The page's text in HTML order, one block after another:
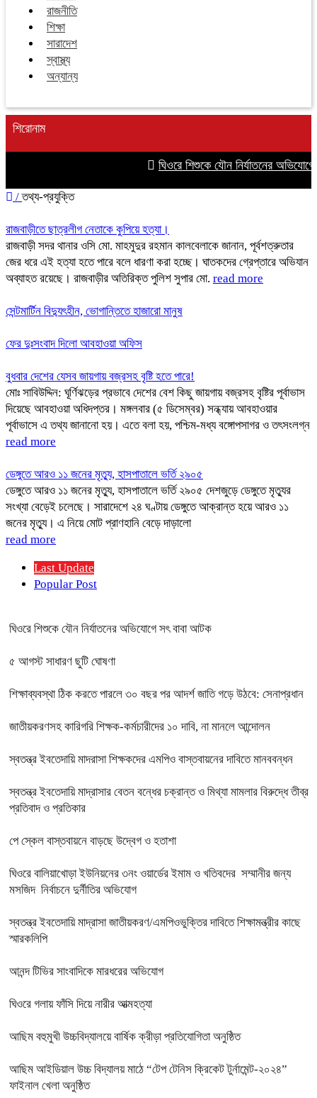
রাজনীতি
শিক্ষা
সারাদেশ
স্বাস্থ্য
অন্যান্য
শিরোনাম
ঘিওরে শিশুকে যৌন নির্যাতনের অভিযোগে
/তথ্য-প্রযুক্তি
রাজবাড়ীতে ছাত্রলীগ নেতাকে কুপিয়ে হত্যা।
রাজবাড়ী সদর থানার ওসি মো. মাহমুদুর রহমান কালবেলাকে জানান, পূর্বশত্রুতার
জের ধরে এই হত্যা হতে পারে বলে ধারণা করা হচ্ছে। ঘাতকদের গ্রেপ্তারে অভিযান
অব্যাহত রয়েছে। রাজবাড়ীর অতিরিক্ত পুলিশ সুপার মো. read more
সেন্টমার্টিন বিদ্যুৎহীন, ভোগান্তিতে হাজারো মানুষ
ফের দুঃসংবাদ দিলো আবহাওয়া অফিস
বুধবার দেশের যেসব জায়গায় বজ্রসহ বৃষ্টি হতে পারে!
মোঃ সাবিউদ্দিন: ঘূর্ণিঝড়ের প্রভাবে দেশের বেশ কিছু জায়গায় বজ্রসহ বৃষ্টির পূর্বাভাস
দিয়েছে আবহাওয়া অধিদপ্তর। মঙ্গলবার (৫ ডিসেম্বর) সন্ধ্যায় আবহাওয়ার
পূর্বাভাসে এ তথ্য জানানো হয়। এতে বলা হয়, পশ্চিম-মধ্য বঙ্গোপসাগর ও তৎসংলগ্ন
read more
ডেঙ্গুতে আরও ১১ জনের মৃত্যু, হাসপাতালে ভর্তি ২৯০৫
ডেঙ্গুতে আরও ১১ জনের মৃত্যু, হাসপাতালে ভর্তি ২৯০৫ দেশজুড়ে ডেঙ্গুতে মৃত্যুর
সংখ্যা বেড়েই চলেছে। সারাদেশে ২৪ ঘণ্টায় ডেঙ্গুতে আক্রান্ত হয়ে আরও ১১
জনের মৃত্যু। এ নিয়ে মোট প্রাণহানি বেড়ে দাড়ালো
read more
Last Update
Popular Post
ঘিওরে শিশুকে যৌন নির্যাতনের অভিযোগে সৎ বাবা আটক
৫ আগস্ট সাধারণ ছুটি ঘোষণা
শিক্ষাব্যবস্থা ঠিক করতে পারলে ৩০ বছর পর আদর্শ জাতি গড়ে উঠবে: সেনাপ্রধান
জাতীয়করণসহ কারিগরি শিক্ষক-কর্মচারীদের ১০ দাবি, না মানলে আন্দোলন
স্বতন্ত্র ইবতেদায়ি মাদরাসা শিক্ষকদের এমপিও বাস্তবায়নের দাবিতে মানববন্ধন
স্বতন্ত্র ইবতেদায়ি মাদ্রাসার বেতন বন্ধের চক্রান্ত ও মিথ্যা মামলার বিরুদ্ধে তীব্র
প্রতিবাদ ও প্রতিকার
পে স্কেল বাস্তবায়নে বাড়ছে উদ্বেগ ও হতাশা
ঘিওরে বালিয়াখোড়া ইউনিয়নের ৩নং ওয়ার্ডের ইমাম ও খতিবদের সম্মানীর জন্য
মসজিদ নির্বাচনে দুর্নীতির অভিযোগ
স্বতন্ত্র ইবতেদায়ি মাদ্রাসা জাতীয়করণ/এমপিওভুক্তির দাবিতে শিক্ষামন্ত্রীর কাছে
স্মারকলিপি
আনন্দ টিভির সাংবাদিকে মারধরের অভিযোগ
ঘিওরে গলায় ফাঁসি দিয়ে নারীর আত্মহত্যা
আছিম বহুমুখী উচ্চবিদ্যালয়ে বার্ষিক ক্রীড়া প্রতিযোগিতা অনুষ্ঠিত
আছিম আইডিয়াল উচ্চ বিদ্যালয় মাঠে “টেপ টেনিস ক্রিকেট টুর্নামেন্ট-২০২৪”
ফাইনাল খেলা অনুষ্ঠিত